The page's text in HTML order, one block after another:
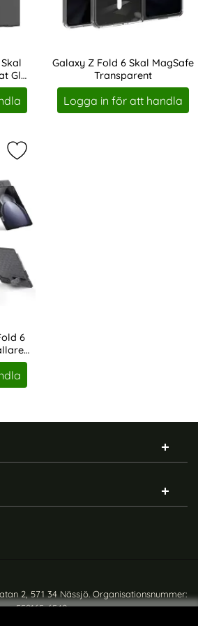
Härdat Glas
Tillgänglighet:
IMAK Galaxy Z Fold 6
Glas
Galaxy Z Fold 6 Skal MagSafe
Transparent
Art. nr 229683
Logga in för att handla
6
Markera dUX DUCIS Galaxy Z
info och länkar
2, 571 34 Nässjö. Organisationsnummer:
559165-6540